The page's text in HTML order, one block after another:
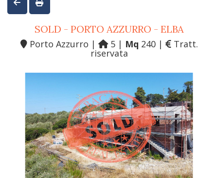
SOLD - PORTO AZZURRO - ELBA
Porto Azzurro | 5 | Mq 240 | Tratt.
riservata